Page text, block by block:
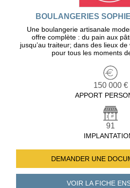
BOULANGERIES
Une boulangerie artisanale
offre complète : du pain aux
jusqu’au traiteur; dans des lieux
pour tous les moments
150 000 €
APPORT
91
DEMANDER UNE
VOIR LA FICHE